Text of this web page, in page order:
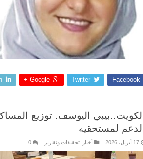
Facebook
Twitter
Google +
الكويت..بيبي اليوسف: توزيع
الدعم لمستحقيه
17 أبريل، 2026 أخبار تحقيقات وتقارير 0